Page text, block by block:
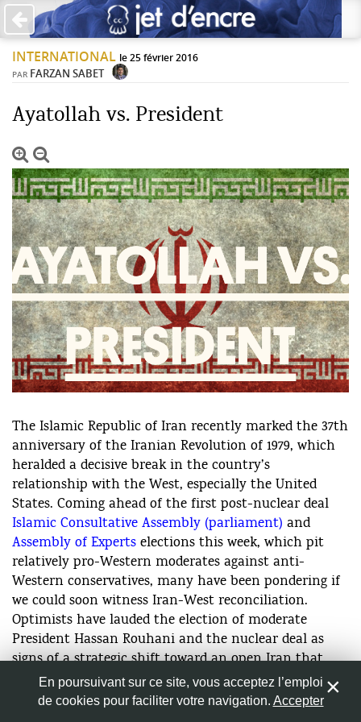
PAS DE COMMENTAIRES ×
Votre adresse de messagerie ne sera pas publiée. Les
champs obligatoires sont indiqués avec *
Jet d'Encre vous prie d'inscrire vos commentaires dans un
esprit de dialogue et les limites du respect de chacun.
Merci.
Commentaire
Nom*
Adresse de messagerie*
Site web
Enregistrer mon nom, mon e-mail et mon site web dans
le navigateur pour mon prochain commentaire.
INTERNATIONAL le 25 février 2016
PAR FARZAN SABET
Ayatollah vs. President
The Islamic Republic of Iran recently marked the 37th
anniversary of the Iranian Revolution of 1979, which
heralded a decisive break in the country’s
relationship with the West, especially the United
States. Coming ahead of the first post-nuclear deal
Islamic Consultative Assembly (parliament) and
Assembly of Experts elections this week, which pit
relatively pro-Western moderates against anti-
Western conservatives, many have been pondering if
we could soon witness Iran-West reconciliation.
Optimists have lauded the election of moderate
President Hassan Rouhani and the nuclear deal as
signs of a strategic shift toward an open Iran that
can reconcile with the West. Pessimists view the
persistence of Iran’s regional policies and domestic
En poursuivant sur ce site, vous acceptez l’emploi
de cookies pour faciliter votre navigation. Accepter